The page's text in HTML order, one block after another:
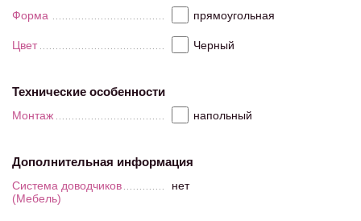
Форма прямоугольная
Цвет Черный
Технические особенности
Монтаж напольный
Дополнительная информация
Система доводчиков
(Мебель)
нет